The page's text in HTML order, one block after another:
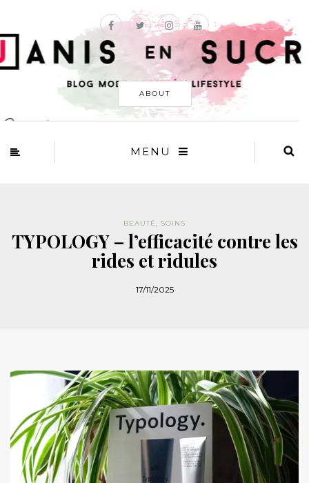
ABOUT
MENU
BEAUTÉ, SOINS
TYPOLOGY – l’efficacité contre les
rides et ridules
17/11/2025